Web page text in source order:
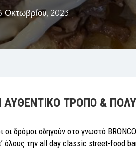
Οκτωβρίου, 2023
ΑΥΘΕΝΤΙΚΟ ΤΡΟΠΟ & ΠΟΛΥ
οι δρόμοι οδηγούν στο γνωστό
όλους την all day classic street-food